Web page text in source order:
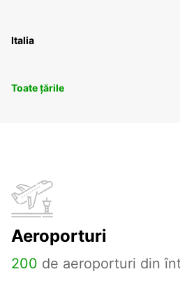
Italia
Toate țările
Aeroporturi
200 de aeroporturi din